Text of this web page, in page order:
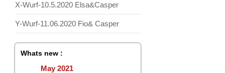
X-Wurf-10.5.2020 Elsa&Casper
Y-Wurf-11.06.2020 Fio& Casper
Whats new :
May 2021